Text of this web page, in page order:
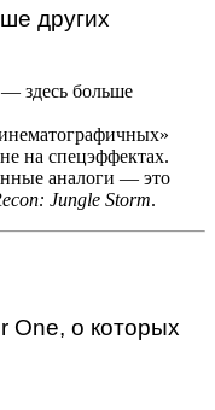
других
— здесь больше
на спецэффектах.
аналоги — это
Jungle Storm.
One, о которых